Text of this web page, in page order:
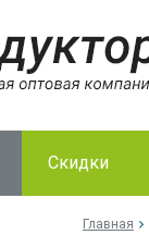
Скидки
Главная